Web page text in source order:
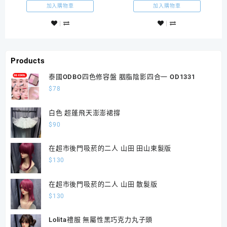
加入購物車 加入購物車
Products
泰國ODBO四色修容盤 胭脂陰影四合一 OD1331
$78
白色 超蓬飛天澎澎裙撐
$90
在超市後門吸菸的二人 山田 田山束髮版
$ 130
在超市後門吸菸的二人 山田 散髮版
$ 130
Lolita禮服 無屬性黑巧克力丸子頭